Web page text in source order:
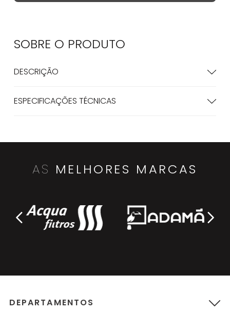
SOBRE O PRODUTO
DESCRIÇÃO
ESPECIFICAÇÕES TÉCNICAS
AS MELHORES MARCAS
DEPARTAMENTOS